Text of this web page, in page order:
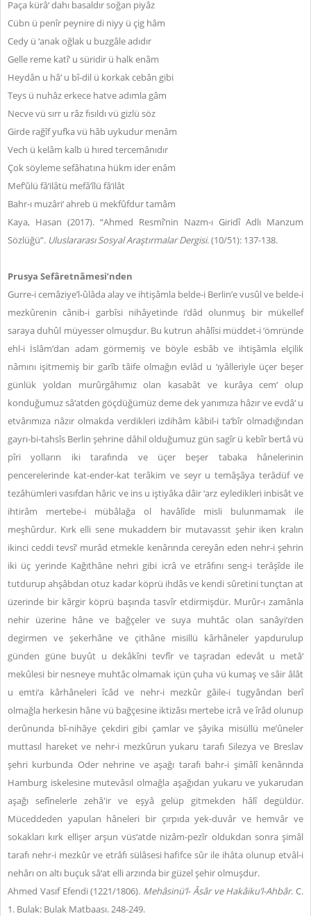
Paça kürâ‘ dahı basaldır soğan piyâz
Cübn ü penîr peynire di niyy ü çig hâm
Cedy ü ‘anak oğlak u buzgâle adıdır
Gelle reme katî‘ u süridir ü halk enâm
Heydân u hâ‘ u bî-dil ü korkak cebân gibi
Teys ü nuhâz erkece hatve adımla gâm
Necve vü sırr u râz fısıldı vü gizlü söz
Girde rağîf yufka vü hâb uykudur menâm
Vech ü kelâm kalb ü hıred tercemânıdır
Çok söyleme sefâhatına hükm ider enâm
Mef‘ûlü fâ‘ilâtü mefâ‘îlü fâ‘ilât
Bahr-ı muzâri‘ ahreb ü mekfûfdur tamâm
Kaya, Hasan (2017). “Ahmed Resmî’nin Nazm-ı Giridî Adlı Manzum
Sözlüğü”. Uluslararası Sosyal Araştırmalar Dergisi. (10/51): 137-138.
Prusya Sefâretnâmesi’nden
Gurre-i cemâziye’l-ûlâda alay ve ihtişâmla belde-i Berlin’e vusûl ve belde-i
mezkûrenin cânib-i garbîsi nihâyetinde i‘dâd olunmuş bir mükellef
saraya duhûl müyesser olmuşdur. Bu kutrun ahâlîsi müddet-i ‘ömründe
ehl-i İslâm’dan adam görmemiş ve böyle esbâb ve ihtişâmla elçilik
nâmını işitmemiş bir garîb tâife olmağın evlâd u ‘ıyâlleriyle üçer beşer
günlük yoldan murûrgâhımız olan kasabât ve kurâya cem‘ olup
konduğumuz sâ‘atden göçdüğümüz deme dek yanımıza hâzır ve evdâ‘ u
etvârımıza nâzır olmakda verdikleri izdihâm kâbil-i ta‘bîr olmadığından
gayrı-bi-tahsîs Berlin şehrine dâhil olduğumuz gün sagîr ü kebîr bertâ vü
pîri yolların iki tarafında ve üçer beşer tabaka hânelerinin
pencerelerinde kat-ender-kat terâkim ve seyr u temâşâya terâdüf ve
tezâhümleri vasıfdan hâric ve ins u iştiyâka dâir ‘arz eyledikleri inbisât ve
ihtirâm mertebe-i mübâlağa ol havâlîde misli bulunmamak ile
meşhûrdur. Kırk elli sene mukaddem bir mutavassıt şehir iken kralın
ikinci ceddi tevsî‘ murâd etmekle kenârında cereyân eden nehr-i şehrin
iki üç yerinde Kağıthâne nehri gibi icrâ ve etrâfını seng-i terâşîde ile
tutdurup ahşâbdan otuz kadar köprü ihdâs ve kendi sûretini tunçtan at
üzerinde bir kârgir köprü başında tasvîr etdirmişdür. Murûr-ı zamânla
nehir üzerine hâne ve bağçeler ve suya muhtâc olan sanâyi‘den
degirmen ve şekerhâne ve çithâne misillü kârhâneler yapdurulup
günden güne buyût u dekâkîni tevfîr ve taşradan edevât u metâ‘
mekûlesi bir nesneye muhtâc olmamak içün çuha vü kumaş ve sâir âlât
u emti‘a kârhâneleri îcâd ve nehr-i mezkûr gâile-i tugyândan berî
olmağla herkesin hâne vü bağçesine iktizâsı mertebe icrâ ve îrâd olunup
derûnunda bî-nihâye çekdiri gibi çamlar ve şâyika misüllü me’ûneler
muttasıl hareket ve nehr-i mezkûrun yukaru tarafı Silezya ve Breslav
şehri kurbunda Oder nehrine ve aşağı tarafı bahr-i şimâlî kenârında
Hamburg iskelesine mutevâsıl olmağla aşağıdan yukaru ve yukarudan
aşağı sefînelerle zehâ'ir ve eşyâ gelüp gitmekden hâlî degüldür.
Müceddeden yapulan hâneleri bir çırpıda yek-duvâr ve hemvâr ve
sokakları kırk ellişer arşun vüs‘atde nizâm-pezîr oldukdan sonra şimâl
tarafı nehr-i mezkûr ve etrâfı sülâsesi hafifce sûr ile ihâta olunup etvâl-i
nehârı on altı buçuk sâ‘at elli arzında bir güzel şehir olmuşdur.
Ahmed Vasıf Efendi (1221/1806). Mehâsinü’l- Âsâr ve Hakâiku’l-Ahbâr. C.
1. Bulak: Bulak Matbaası. 248-249.